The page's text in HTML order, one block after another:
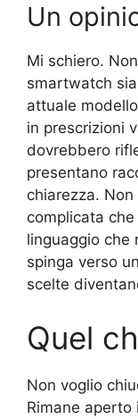
Un
Mi schiero.
smartwatch
attuale
in prescrizioni
dovrebbero
presentano
chiarezza.
complicata
linguaggio che
spinga verso
scelte
Quel
Non voglio
Rimane aperto